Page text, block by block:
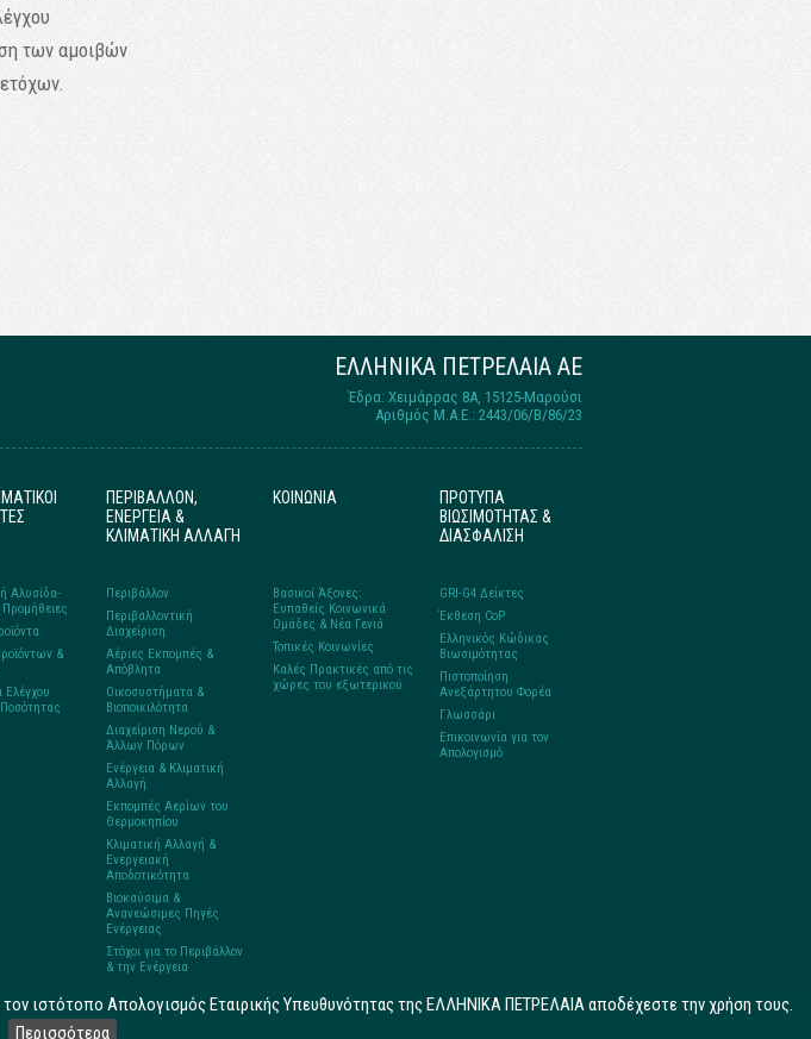
ιστότοπο Απολογισμός Εταιρικής Υπευθυνότητας της ΕΛΛΗΝΙΚΑ ΠΕΤΡΕΛΑΙΑ αποδέχεστε την χρήση τους.
Περισσότερα
των αμοιβών
ΕΛΛΗΝΙΚΑ ΠΕΤΡΕΛΑΙΑ ΑΕ
Έδρα: Χειμάρρας 8A, 15125-Μαρούσι
Αριθμός Μ.Α.Ε.: 2443/06/Β/86/23
Αλυσίδα-
&
ΠΕΡΙΒΑΛΛΟΝ,
ΕΝΕΡΓΕΙΑ &
ΚΛΙΜΑΤΙΚΗ ΑΛΛΑΓΗ
Περιβάλλον
Περιβαλλοντική
Διαχείριση
Αέριες Εκπομπές &
Απόβλητα
Οικοσυστήματα &
Βιοποικιλότητα
Διαχείριση Νερού &
Άλλων Πόρων
Ενέργεια & Κλιματική
Αλλαγή
Εκπομπές Αερίων του
Θερμοκηπίου
Κλιματική Αλλαγή &
Ενεργειακή
Αποδοτικότητα
Βιοκαύσιμα &
Ανανεώσιμες Πηγές
Ενέργειας
Στόχοι για το Περιβάλλον
& την Ενέργεια
ΚΟΙΝΩΝΙΑ
Βασικοί Άξονες:
Ευπαθείς Κοινωνικά
Ομάδες & Νέα Γενιά
Τοπικές Κοινωνίες
Καλές Πρακτικές από τις
χώρες του εξωτερικού
ΠΡΟΤΥΠΑ
ΒΙΩΣΙΜΟΤΗΤΑΣ &
ΔΙΑΣΦΑΛΙΣΗ
GRI-G4 Δείκτες
Έκθεση CoP
Ελληνικός Κώδικας
Βιωσιμότητας
Πιστοποίηση
Ανεξάρτητου Φορέα
Γλωσσάρι
Επικοινωνία για τον
Απολογισμό